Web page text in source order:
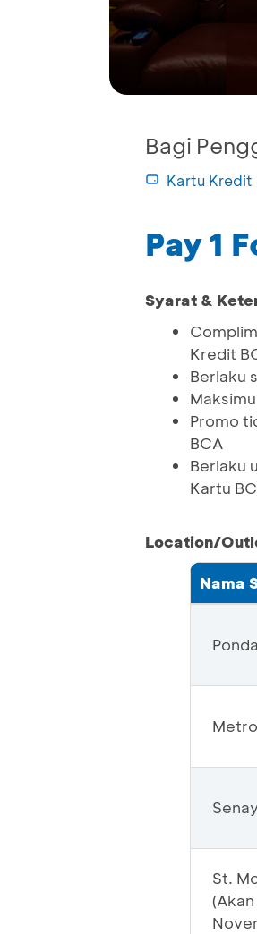
Bagi
Kartu Kredit
Pay 1
Syarat &
Kredit
Berlaku
Promo
BCA
Berlaku
Kartu
Location/
Nama
St.